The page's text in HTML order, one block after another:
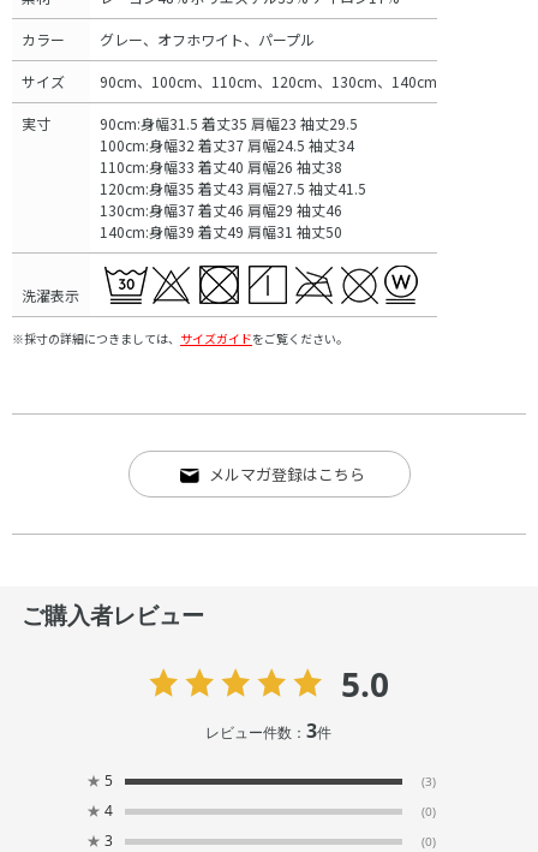
カラー グレー、オフホワイト、パープル
サイズ 90cm、100cm、110cm、120cm、130cm、140cm
実寸
90cm:身幅31.5 着丈35 肩幅23 袖丈29.5
100cm:身幅32 着丈37 肩幅24.5 袖丈34
110cm:身幅33 着丈40 肩幅26 袖丈38
120cm:身幅35 着丈43 肩幅27.5 袖丈41.5
130cm:身幅37 着丈46 肩幅29 袖丈46
140cm:身幅39 着丈49 肩幅31 袖丈50
洗濯表示
※採寸の詳細につきましては、 サイズガイドをご覧ください。
メルマガ登録はこちら
ご購入者レビュー
5.0
レビュー件数：3件
★ 5 (3)
★ 4 (0)
★ 3 (0)